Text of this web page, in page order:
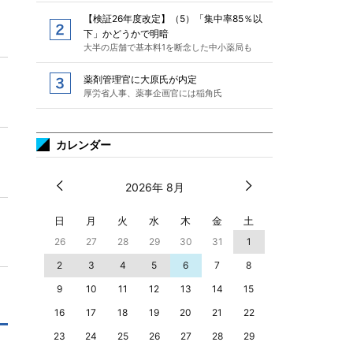
【検証26年度改定】（5）「集中率85％以
下」かどうかで明暗
大半の店舗で基本料1を断念した中小薬局も
薬剤管理官に大原氏が内定
厚労省人事、薬事企画官には稲角氏
カレンダー
2026年 8月
日 月 火 水 木 金 土
26 27 28 29 30 31
1
2
3 4 5 6 7
8
9
10 11 12 13 14
15
16
17 18 19 20 21
22
23
24 25 26 27 28
29